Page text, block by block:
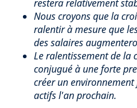
restera relativement
Nous croyons que la
ralentir à mesure que
des salaires
Le ralentissement de la
conjugué à une forte
créer un
actifs l'an prochain.